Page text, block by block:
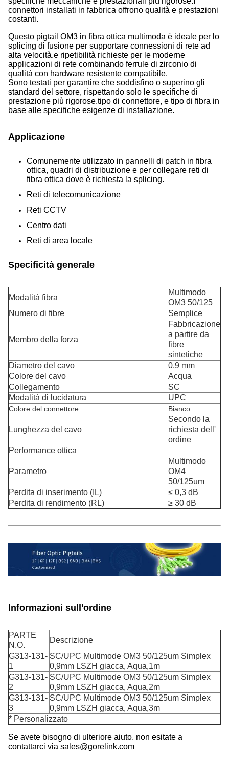
connettori installati in fabbrica offrono qualità e prestazioni
costanti.
Questo pigtail OM3 in fibra ottica multimoda è ideale per lo
splicing di fusione per supportare connessioni di rete ad
alta velocità.e ripetibilità richieste per le moderne
applicazioni di rete combinando ferrule di zirconio di
qualità con hardware resistente compatibile.
Sono testati per garantire che soddisfino o superino gli
standard del settore, rispettando solo le specifiche di
prestazione più rigorose.tipo di connettore, e tipo di fibra in
base alle specifiche esigenze di installazione.
Applicazione
Comunemente utilizzato in pannelli di patch in fibra
ottica, quadri di distribuzione e per collegare reti di
fibra ottica dove è richiesta la splicing.
Reti di telecomunicazione
Reti CCTV
Centro dati
Reti di area locale
Specificità generale
Modalità fibra
Multimodo
OM3 50/125
Numero di fibre
Semplice
Membro della forza
Fabbricazione
a partire da
fibre
sintetiche
Diametro del cavo
0.9 mm
Colore del cavo
Acqua
Collegamento
SC
Modalità di lucidatura
UPC
Colore del connettore Bianco
Lunghezza del cavo
Secondo la
richiesta dell'
ordine
Performance ottica
Parametro
Multimodo
OM4
50/125um
Perdita di inserimento (IL)
≤ 0,3 dB
Perdita di rendimento (RL)
≥ 30 dB
Informazioni sull'ordine
PARTE
N.O.
Descrizione
G313-131-
1
SC/UPC Multimode OM3 50/125um Simplex
0,9mm LSZH giacca, Aqua,1m
G313-131-
2
SC/UPC Multimode OM3 50/125um Simplex
0,9mm LSZH giacca, Aqua,2m
G313-131-
3
SC/UPC Multimode OM3 50/125um Simplex
0,9mm LSZH giacca, Aqua,3m
* Personalizzato
Se avete bisogno di ulteriore aiuto, non esitate a
contattarci via sales@gorelink.com